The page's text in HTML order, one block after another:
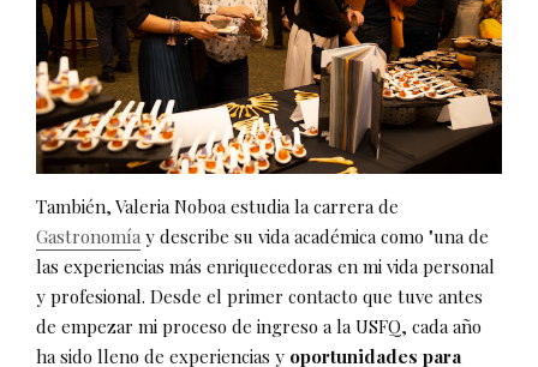
También, Valeria Noboa estudia la carrera de
Gastronomía y describe su vida académica como "una de
las experiencias más enriquecedoras en mi vida personal
y profesional. Desde el primer contacto que tuve antes
de empezar mi proceso de ingreso a la USFQ, cada año
ha sido lleno de experiencias y oportunidades para